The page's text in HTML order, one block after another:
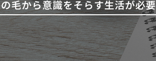
毛から意識をそらす生活が必要